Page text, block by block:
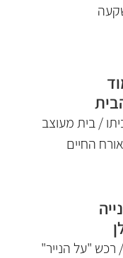
/בית מעוצב
החיים
רכש "על הנייר"